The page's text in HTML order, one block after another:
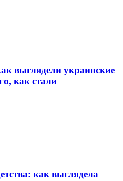
выглядели украинские
как стали
как выглядела